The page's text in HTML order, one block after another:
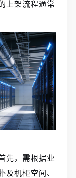
上架流程通常
先，需根据业
及机柜空间、